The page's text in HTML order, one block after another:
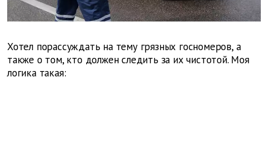
Хотел порассуждать на тему грязных госномеров, а
также о том, кто должен следить за их чистотой. Моя
логика такая: